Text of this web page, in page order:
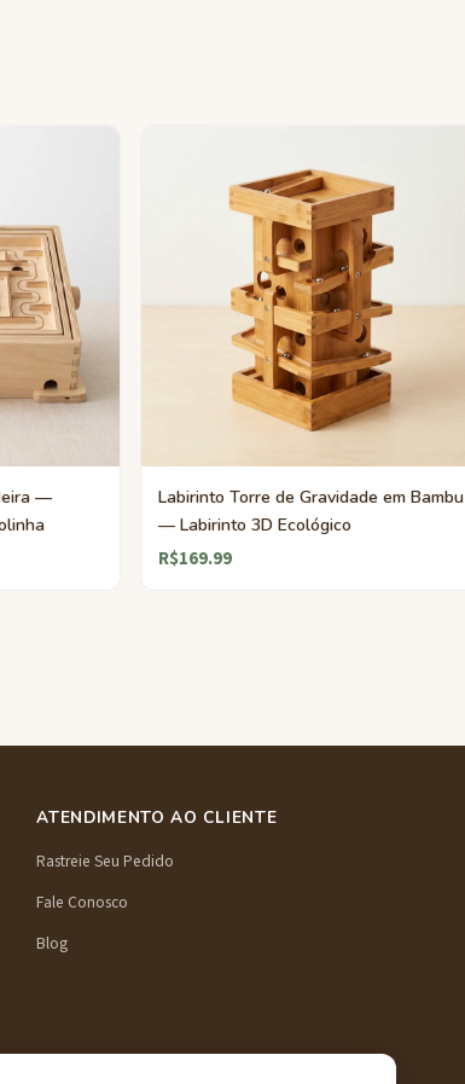
—
Labirinto Torre de Gravidade em Bambu
— Labirinto 3D Ecológico
R$169.99
ATENDIMENTO AO CLIENTE
Rastreie Seu Pedido
Fale Conosco
Blog